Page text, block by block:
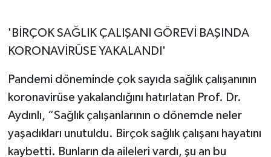
'BİRÇOK SAĞLIK ÇALIŞANI GÖREVİ BAŞINDA
KORONAVİRÜSE YAKALANDI'
Pandemi döneminde çok sayıda sağlık çalışanının
koronavirüse yakalandığını hatırlatan Prof. Dr.
Aydınlı, “Sağlık çalışanlarının o dönemde neler
yaşadıkları unutuldu. Birçok sağlık çalışanı hayatını
kaybetti. Bunların da aileleri vardı, şu an bu